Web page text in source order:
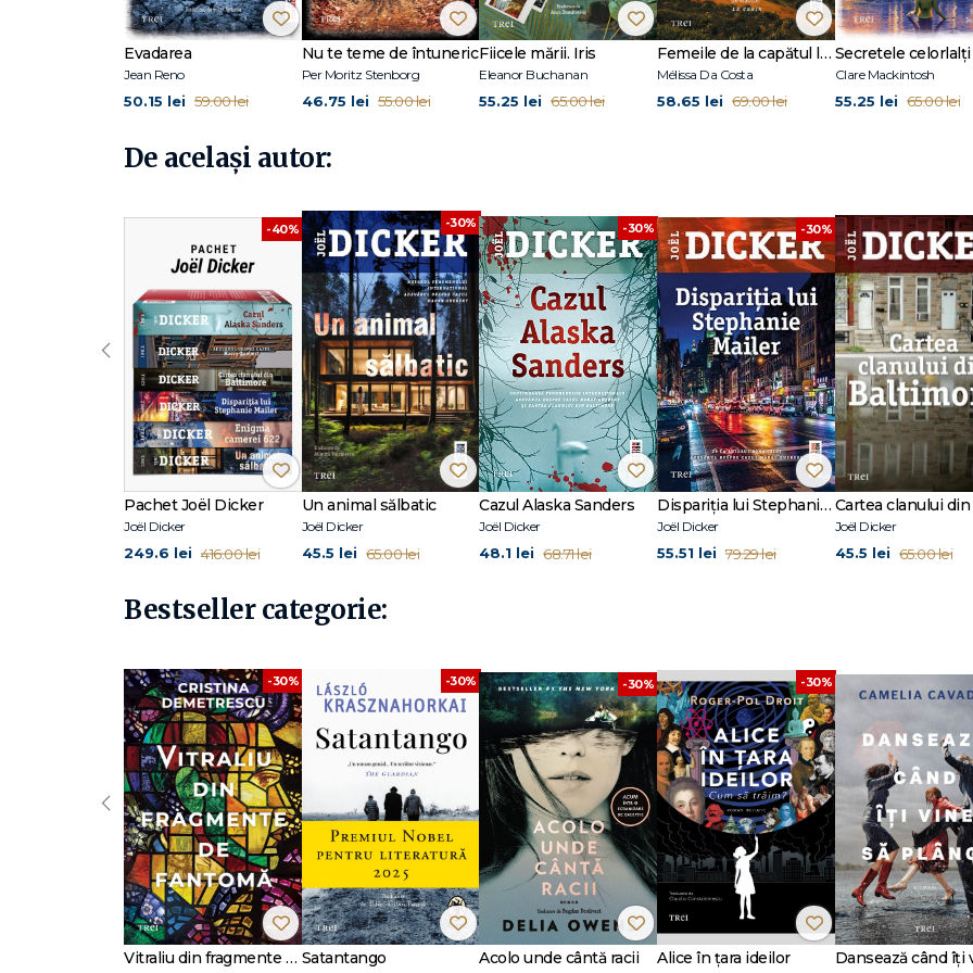
La Editura Trei au mai apărut Adevărul despre cazul Harry Quebert, Cartea clanului din Baltimore și Dispariția lui Stephanie Mailer.
Cel de-al cincilea său roman, Enigma camerei 622, a fost vândut în Franța în aproape 500 000 de exemplare în 2020.
Evadarea
Jean Reno
50.15 lei 59.00 lei
Nu te teme de întuneric
Per Moritz Stenborg
46.75 lei 55.00 lei
Fiicele mării. Iris
Eleanor Buchanan
55.25 lei 65.00 lei
Femeile de la capătul lumii
Mélissa Da Costa
58.65 lei 69.00 lei
Secretele celorlalți
Clare Mackintosh
55.25 lei 65.00 lei
De același autor:
-40%
Pachet Joël Dicker
Joël Dicker
249.6 lei 416.00 lei
-30%
Un animal sălbatic
Joël Dicker
45.5 lei 65.00 lei
-30%
Cazul Alaska Sanders
Joël Dicker
48.1 lei 68.71 lei
-30%
Dispariția lui Stephanie Mailer
Joël Dicker
55.51 lei 79.29 lei
Joël Dicker
45.5 lei 65.00 lei
‹
Bestseller categorie:
-30%
Vitraliu din fragmente de fantomă
-30%
Satantango
-30%
Acolo unde cântă racii
-30%
Alice în țara ideilor
‹